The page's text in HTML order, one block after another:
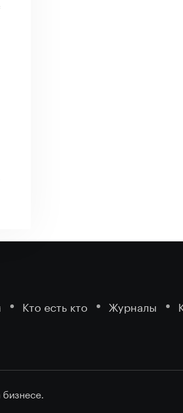
Кто есть кто Журналы